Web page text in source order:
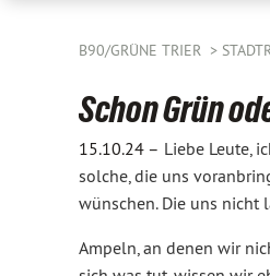
B90/GRÜNE TRIER
Schon Grün
15.10.24 – Liebe Leute,
solche, die uns
wünschen. Die uns nicht
Ampeln, an denen wir